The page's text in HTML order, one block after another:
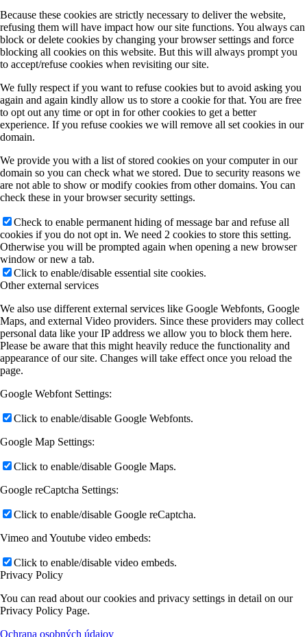
Because these cookies are strictly necessary to deliver the website,
refusing them will have impact how our site functions. You always can
block or delete cookies by changing your browser settings and force
blocking all cookies on this website. But this will always prompt you
to accept/refuse cookies when revisiting our site.
We fully respect if you want to refuse cookies but to avoid asking you
again and again kindly allow us to store a cookie for that. You are free
to opt out any time or opt in for other cookies to get a better
experience. If you refuse cookies we will remove all set cookies in our
domain.
We provide you with a list of stored cookies on your computer in our
domain so you can check what we stored. Due to security reasons we
are not able to show or modify cookies from other domains. You can
check these in your browser security settings.
Check to enable permanent hiding of message bar and refuse all
cookies if you do not opt in. We need 2 cookies to store this setting.
Otherwise you will be prompted again when opening a new browser
window or new a tab.
Click to enable/disable essential site cookies.
Other external services
We also use different external services like Google Webfonts, Google
Maps, and external Video providers. Since these providers may collect
personal data like your IP address we allow you to block them here.
Please be aware that this might heavily reduce the functionality and
appearance of our site. Changes will take effect once you reload the
page.
Google Webfont Settings:
Click to enable/disable Google Webfonts.
Google Map Settings:
Click to enable/disable Google Maps.
Google reCaptcha Settings:
Click to enable/disable Google reCaptcha.
Vimeo and Youtube video embeds:
Click to enable/disable video embeds.
Privacy Policy
You can read about our cookies and privacy settings in detail on our
Privacy Policy Page.
Ochrana osobných údajov